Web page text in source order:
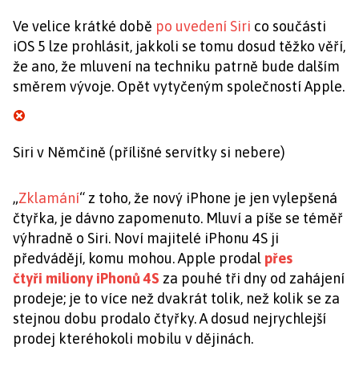
Ve velice krátké době po uvedení Siri co součásti
iOS 5 lze prohlásit, jakkoli se tomu dosud těžko věří,
že ano, že mluvení na techniku patrně bude dalším
směrem vývoje. Opět vytyčeným společností Apple.
Siri v Němčině (přílišné servítky si nebere)
„Zklamání“ z toho, že nový iPhone je jen vylepšená
čtyřka, je dávno zapomenuto. Mluví a píše se téměř
výhradně o Siri. Noví majitelé iPhonu 4S ji
předvádějí, komu mohou. Apple prodal přes
čtyři miliony iPhonů 4S za pouhé tři dny od zahájení
prodeje; je to více než dvakrát tolik, než kolik se za
stejnou dobu prodalo čtyřky. A dosud nejrychlejší
prodej kteréhokoli mobilu v dějinách.